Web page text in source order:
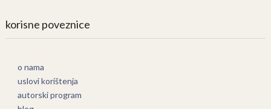
korisne poveznice
o nama
uslovi korištenja
autorski program